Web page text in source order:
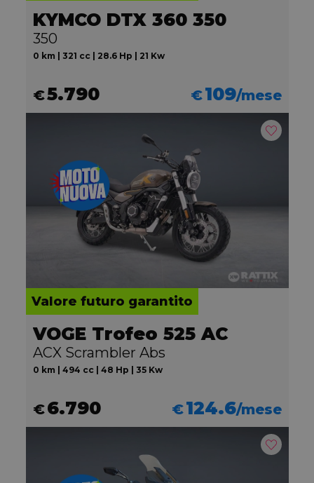
KYMCO DTX 360 350
350
0 km | 321 cc | 28.6 Hp | 21 Kw
€5.790 €109/mese
Valore futuro garantito
VOGE Trofeo 525 AC
ACX Scrambler Abs
0 km | 494 cc | 48 Hp | 35 Kw
€6.790 €124.6/mese